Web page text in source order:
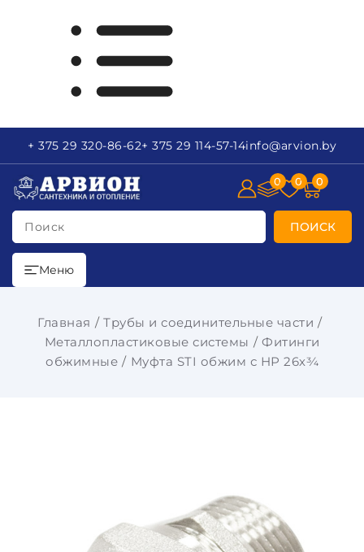
+ 375 29 320-86-62+ 375 29 114-57-14info@arvion.by
Поиск ПОИСК
0 0 0
Меню
Главная
Трубы и соединительные части
Металлопластиковые системы
Фитинги
обжимные
Муфта STI обжим с НР 26х¾